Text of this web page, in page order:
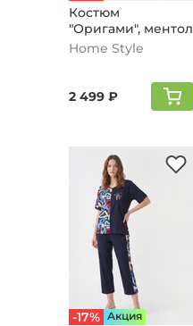
Костюм
"Оригами", ментол
Home Style
2 499 ₽
-17% Aкция